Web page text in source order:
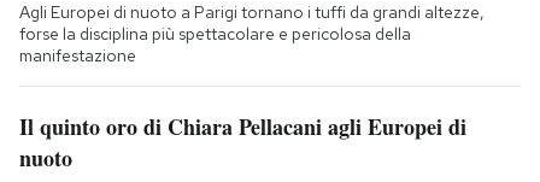
Agli Europei di nuoto a Parigi tornano i tuffi da grandi altezze,
forse la disciplina più spettacolare e pericolosa della
manifestazione
Il quinto oro di Chiara Pellacani agli Europei di
nuoto